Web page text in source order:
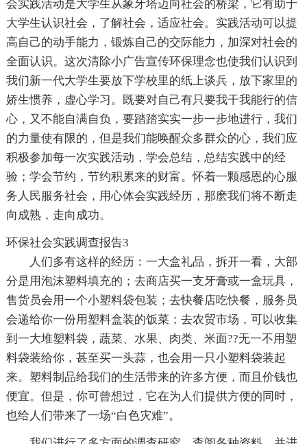
会实践活动是大学生从象牙塔迈向社会的桥梁，它有助于
大学生认识社会，了解社会，适应社会。实践活动可以提
高自己的动手能力，锻炼自己的交际能力，加深对社会的
全面认识。这次清除小广告宣传环保理念也使我们认识到
我们新一代大学生要放下学校里的纸上谈兵，放下家里的
娇生惯养，虚心学习。既要对自己有只要我干我能行的信
心，又不能自满自负，要踏踏实实一步一步地进行，我们
的力量使有限的，但是我们能唤醒众多群众的心，我们应
积极参加每一次实践活动，学会总结，总结实践中的经
验；学会节约，节约积累来的财富。怀着一颗感恩的心服
务人民服务社会，用心体会实践经历，那麽我们将不断走
向成熟，走向成功。
环保社会实践调查报告3
人们多有这样的经历：一大盒礼品，拆开一看，大部
分是用泡沫塑料填充的；去商店买一支牙膏或一盒玩具，
售货员会用一个小塑料袋包装；去快餐店吃快餐，服务员
会递给你一份用塑料盒装的饭菜；去农贸市场，可以收集
到一大堆塑料袋，蔬菜、水果、肉类、米面??无一不用塑
料袋装给你，甚至买一头蒜，也会用一只小塑料袋装起
来。塑料制品给我们的生活带来的许多方便，而且价钱也
便宜。但是，你可曾想过，它在为人们提供方便的同时，
也给人们带来了一场“白色灾难”。